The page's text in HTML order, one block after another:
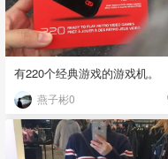
有220个经典游戏的游戏机。
燕子彬0